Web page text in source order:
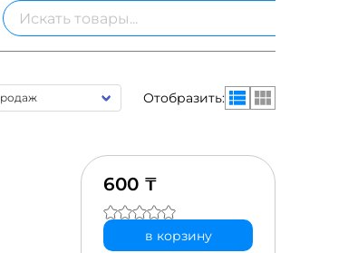
Отобразить:
600 ₸
в корзину